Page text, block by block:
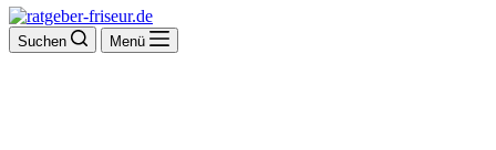
Suchen Menü